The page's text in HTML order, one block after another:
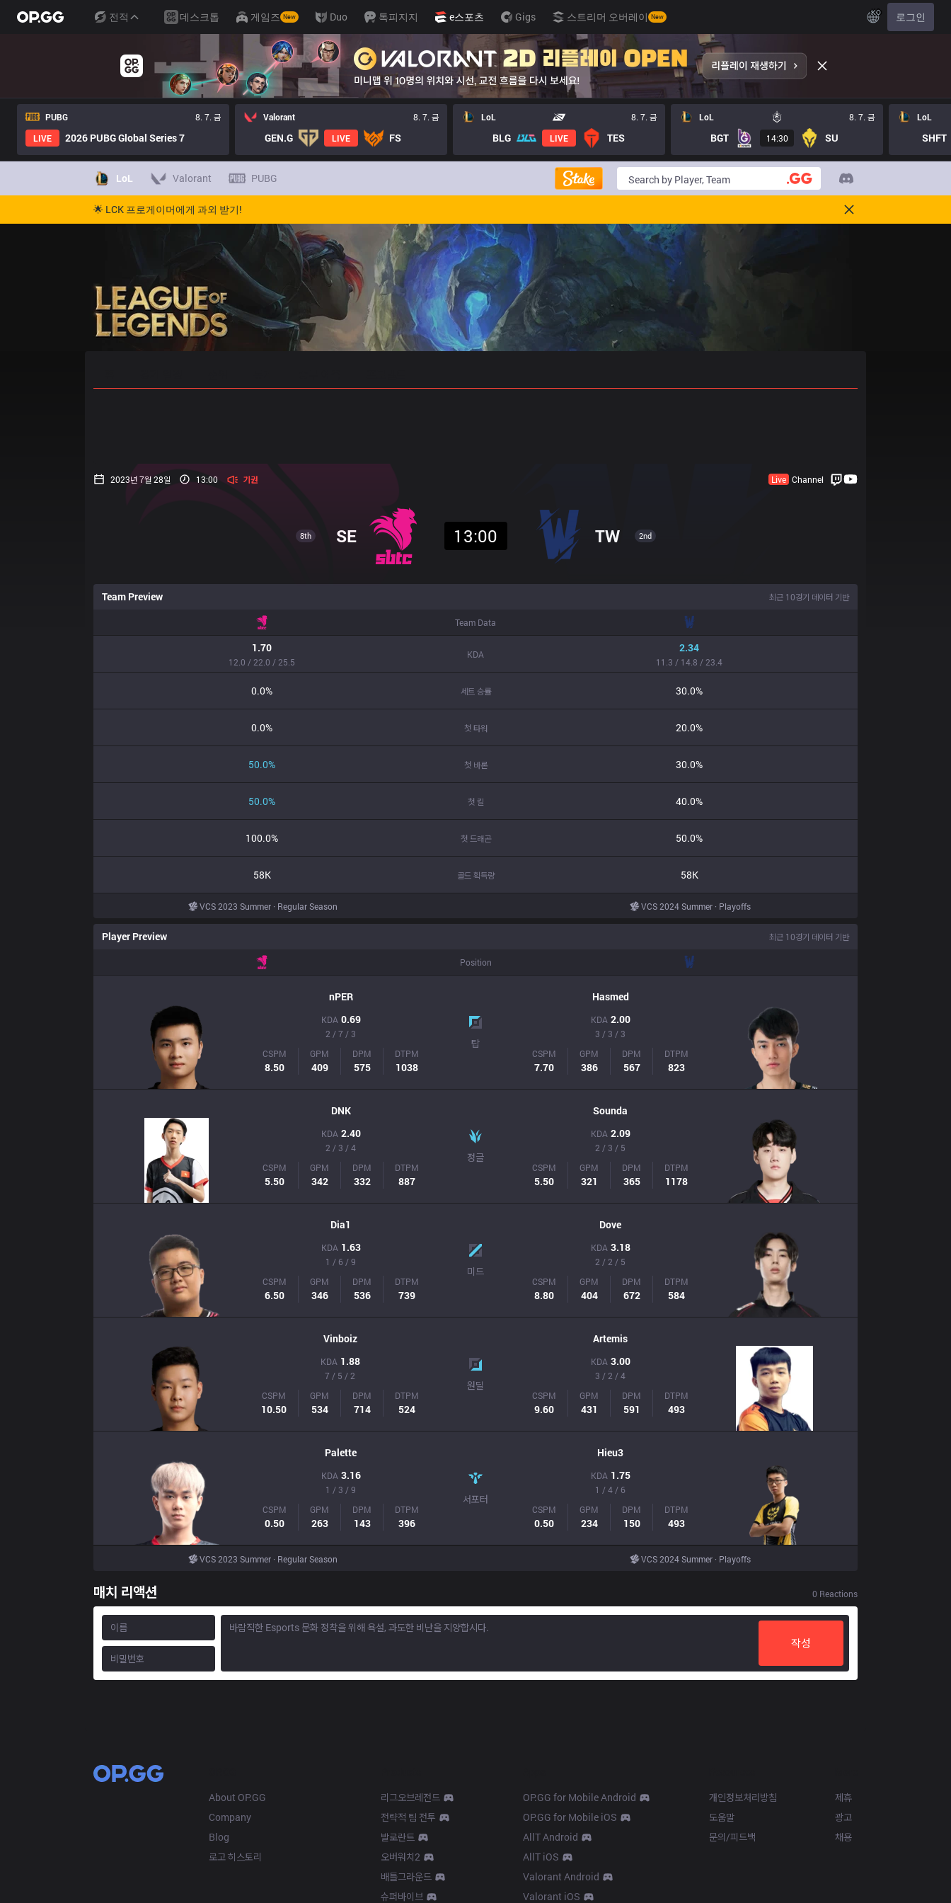
전적 데스크톱 게임즈 New Duo 톡피지지 e스포츠 Gigs 스트리머 오버레이 New KO 로그인
PUBG
8. 7. 금
LIVE
2026 PUBG Global Series 7
Valorant 8. 7. 금
GEN.G LIVE FS
LoL 8. 7. 금
BLG LIVE TES
LoL 8. 7. 금
BGT 14:30 SU
LoL
SHFT
LoL Valorant PUBG
🌟 LCK 프로게이머에게 과외 받기!
2023년 7월 28일 13:00 기권 Live Channel
8th SE 13:00 TW 2nd
Team Preview 최근 10경기 데이터 기반
Team Data
1.70
12.0 / 22.0 / 25.5
KDA 2.34
11.3 / 14.8 / 23.4
0.0% 세트 승률 30.0%
0.0% 첫 타워 20.0%
50.0% 첫 바론 30.0%
50.0% 첫 킬 40.0%
100.0% 첫 드래곤 50.0%
58K 골드 획득량 58K
VCS 2023 Summer · Regular Season VCS 2024 Summer · Playoffs
Player Preview 최근 10경기 데이터 기반
Position
nPER
KDA 0.69
2 / 7 / 3
CSPM
8.50
GPM
409
DPM
575
DTPM
1038
탑
Hasmed
KDA 2.00
3 / 3 / 3
CSPM
7.70
GPM
386
DPM
567
DTPM
823
DNK
KDA 2.40
2 / 3 / 4
CSPM
5.50
GPM
342
DPM
332
DTPM
887
정글
Sounda
KDA 2.09
2 / 3 / 5
CSPM
5.50
GPM
321
DPM
365
DTPM
1178
Dia1
KDA 1.63
1 / 6 / 9
CSPM
6.50
GPM
346
DPM
536
DTPM
739
미드
Dove
KDA 3.18
2 / 2 / 5
CSPM
8.80
GPM
404
DPM
672
DTPM
584
Vinboiz
KDA 1.88
7 / 5 / 2
CSPM
10.50
GPM
534
DPM
714
DTPM
524
원딜
Artemis
KDA 3.00
3 / 2 / 4
CSPM
9.60
GPM
431
DPM
591
DTPM
493
Palette
KDA 3.16
1 / 3 / 9
CSPM
0.50
GPM
263
DPM
143
DTPM
396
서포터
Hieu3
KDA 1.75
1 / 4 / 6
CSPM
0.50
GPM
234
DPM
150
DTPM
493
VCS 2023 Summer · Regular Season VCS 2024 Summer · Playoffs
매치 리액션 0 Reactions
작성
About OP.GG
Company
Blog
로고 히스토리
리그오브레전드
전략적 팀 전투
발로란트
오버워치2
배틀그라운드
슈퍼바이브
OP.GG for Mobile Android
OP.GG for Mobile iOS
AllT Android
AllT iOS
Valorant Android
Valorant iOS
개인정보처리방침
도움말
문의/피드백
제휴
광고
채용